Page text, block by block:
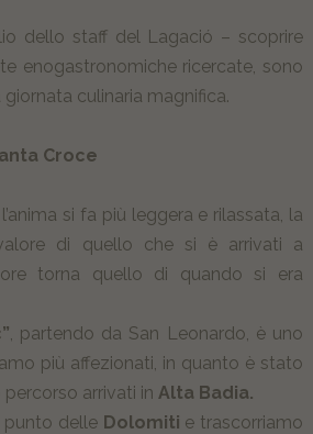
dello staff del Lagació – scoprire
enogastronomiche ricercate, sono
culinaria magnifica.
Croce
si fa più leggera e rilassata, la
di quello che si è arrivati a
torna quello di quando si era
, partendo da San Leonardo, è uno
più affezionati, in quanto è stato
arrivati in Alta Badia.
punto delle Dolomiti e trascorriamo